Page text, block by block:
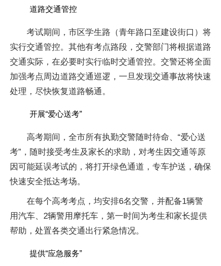
道路交通管控
考试期间，市区学生路（青年路口至建设街口）将
实行交通管控。其他有考点路段，交警部门将根据道路
交通实际，在必要时实行临时交通管控。交警还将全面
加强考点周边道路交通巡逻，一旦发现交通事故将快速
处理，尽快恢复道路畅通。
开展“爱心送考”
高考期间，全市所有执勤交警随时待命、“爱心送
考”，随时接受考生及家长的求助，对考生因交通等原
因可能延误考试的，将打开绿色通道，专车护送，确保
快速安全抵达考场。
在每个高考考点，均安排6名交警，并配备1辆警
用汽车、2辆警用摩托车，第一时间为考生和家长提供
帮助，处置各类交通出行紧急情况。
提供“应急服务”